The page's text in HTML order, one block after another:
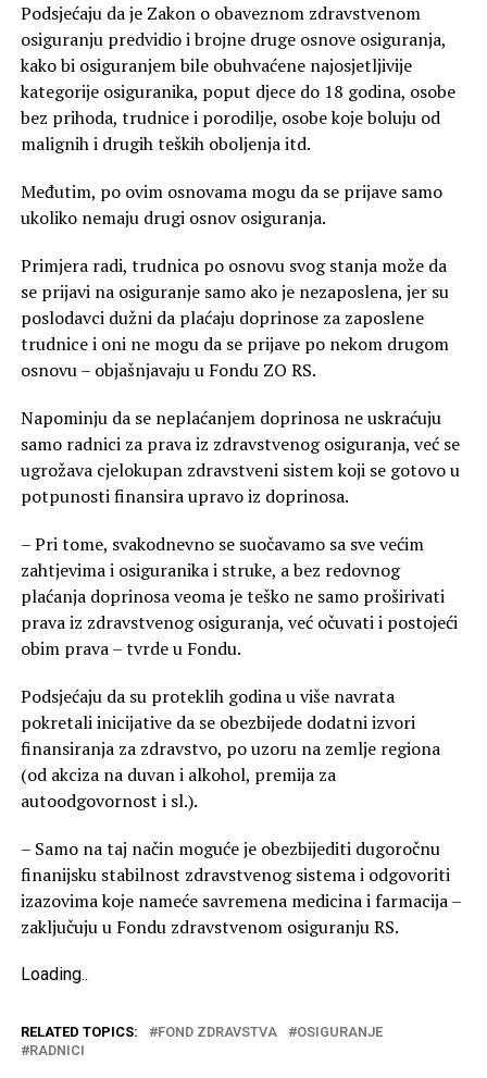
Podsjećaju da je Zakon o obaveznom zdravstvenom
osiguranju predvidio i brojne druge osnove osiguranja,
kako bi osiguranjem bile obuhvaćene najosjetljivije
kategorije osiguranika, poput djece do 18 godina, osobe
bez prihoda, trudnice i porodilje, osobe koje boluju od
malignih i drugih teških oboljenja itd.
Međutim, po ovim osnovama mogu da se prijave samo
ukoliko nemaju drugi osnov osiguranja.
Primjera radi, trudnica po osnovu svog stanja može da
se prijavi na osiguranje samo ako je nezaposlena, jer su
poslodavci dužni da plaćaju doprinose za zaposlene
trudnice i oni ne mogu da se prijave po nekom drugom
osnovu – objašnjavaju u Fondu ZO RS.
Napominju da se neplaćanjem doprinosa ne uskraćuju
samo radnici za prava iz zdravstvenog osiguranja, već se
ugrožava cjelokupan zdravstveni sistem koji se gotovo u
potpunosti finansira upravo iz doprinosa.
– Pri tome, svakodnevno se suočavamo sa sve većim
zahtjevima i osiguranika i struke, a bez redovnog
plaćanja doprinosa veoma je teško ne samo proširivati
prava iz zdravstvenog osiguranja, već očuvati i postojeći
obim prava – tvrde u Fondu.
Podsjećaju da su proteklih godina u više navrata
pokretali inicijative da se obezbijede dodatni izvori
finansiranja za zdravstvo, po uzoru na zemlje regiona
(od akciza na duvan i alkohol, premija za
autoodgovornost i sl.).
– Samo na taj način moguće je obezbijediti dugoročnu
finanijsku stabilnost zdravstvenog sistema i odgovoriti
izazovima koje nameće savremena medicina i farmacija –
zaključuju u Fondu zdravstvenom osiguranju RS.
Loading...
RELATED TOPICS: FOND ZDRAVSTVA
OSIGURANJE
RADNICI